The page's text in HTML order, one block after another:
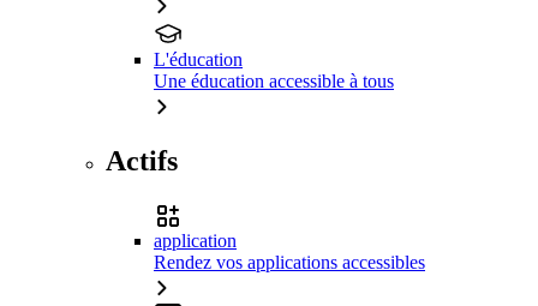
L'éducation
Une éducation accessible à tous
Actifs
application
Rendez vos applications accessibles